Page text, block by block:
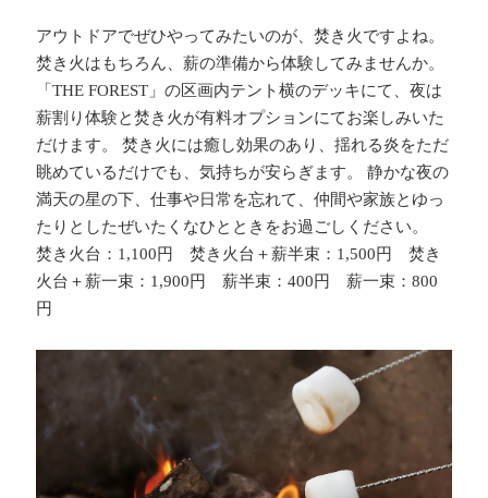
アウトドアでぜひやってみたいのが、焚き火ですよね。
焚き火はもちろん、薪の準備から体験してみませんか。
「THE FOREST」の区画内テント横のデッキにて、夜は
薪割り体験と焚き火が有料オプションにてお楽しみいた
だけます。 焚き火には癒し効果のあり、揺れる炎をただ
眺めているだけでも、気持ちが安らぎます。 静かな夜の
満天の星の下、仕事や日常を忘れて、仲間や家族とゆっ
たりとしたぜいたくなひとときをお過ごしください。
焚き火台：1,100円 焚き火台＋薪半束：1,500円 焚き
火台＋薪一束：1,900円 薪半束：400円 薪一束：800
円